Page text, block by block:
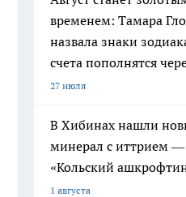
временем: Тамара
назвала знаки
счета пополнятся
27 июля
В Хибинах нашли
минерал с иттрием —
«Кольский
1 августа